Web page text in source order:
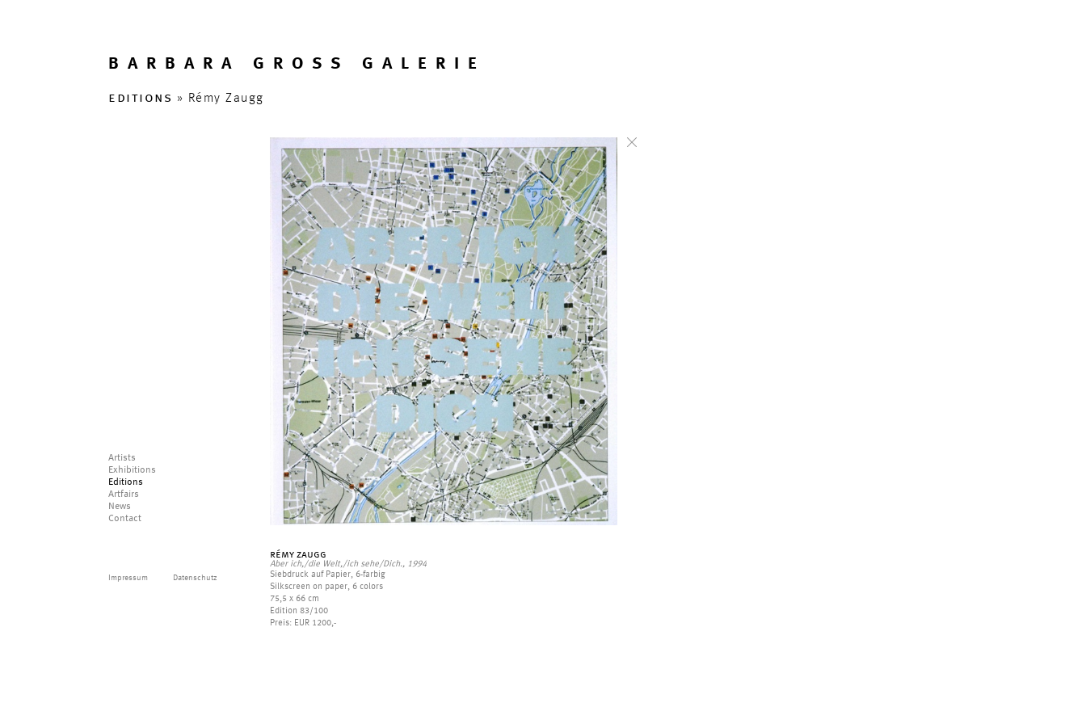
BARBARA GROSS GALERIE
editions » Rémy Zaugg
rémy zaugg
Aber ich,/die Welt,/ich sehe/Dich., 1994
Siebdruck auf Papier, 6-farbig
Silkscreen on paper, 6 colors
75,5 x 66 cm
Edition 83/100
Preis: EUR 1200,-
Artists
Exhibitions
Editions
Artfairs
News
Contact
Impressum Datenschutz